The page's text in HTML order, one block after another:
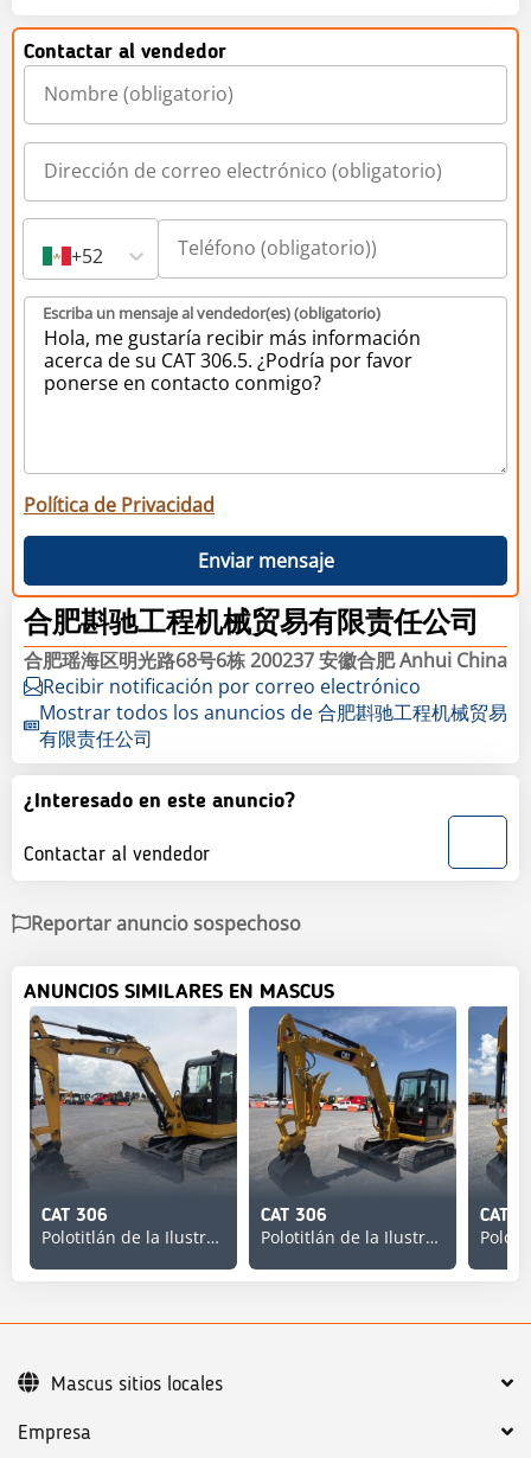
Contactar al vendedor
+52
Escriba un mensaje al vendedor(es) (obligatorio)
Política de Privacidad
Enviar mensaje
合肥斟驰工程机械贸易有限责任公司
合肥瑶海区明光路68号6栋 200237 安徽合肥 Anhui China
Recibir notificación por correo electrónico
Mostrar todos los anuncios de 合肥斟驰工程机械贸易
有限责任公司
¿Interesado en este anuncio?
Contactar al vendedor
Reportar anuncio sospechoso
ANUNCIOS SIMILARES EN MASCUS
CAT 306
Polotitlán de la Ilustración
CAT 306
Polotitlán de la Ilustración
CAT
Empresa
Mascus sitios locales